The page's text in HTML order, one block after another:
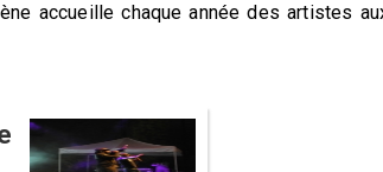
accueille chaque année des artistes